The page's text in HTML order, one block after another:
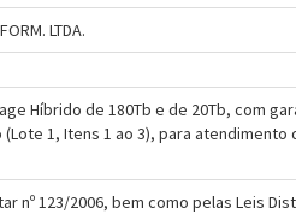
LTDA.
Híbrido de 180Tb e de 20Tb, com
1, Itens 1 ao 3), para atendimento
nº 123/2006, bem como pelas Leis